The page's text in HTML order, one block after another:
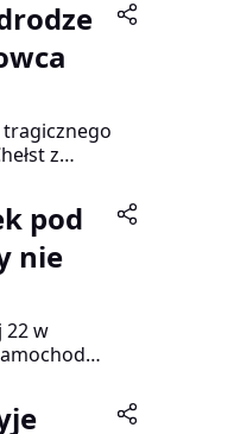
tragicznego
z
o
z
pod
nie
22 w
a